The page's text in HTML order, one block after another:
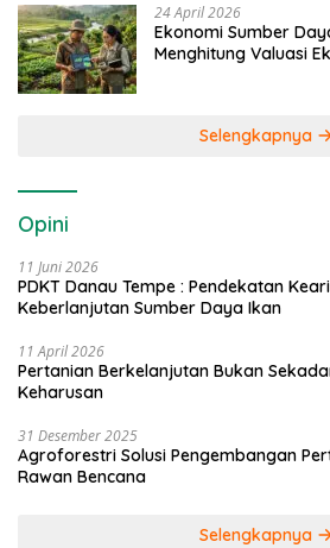
24 April 2026
Ekonomi Sumber
Menghitung Valuasi
Selengkapnya
Opini
11 Juni 2026
PDKT Danau Tempe : Pendekatan
Keberlanjutan Sumber Daya Ikan
11 April 2026
Pertanian Berkelanjutan Bukan
Keharusan
31 Desember 2025
Agroforestri Solusi Pengembangan
Rawan Bencana
Selengkapnya